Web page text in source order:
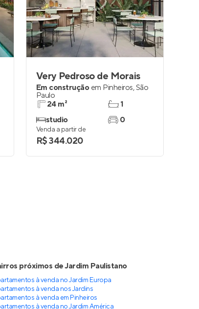
Very Pedroso de Morais
Em construção em Pinheiros,São
Paulo
24 m²
studio
1
0
Venda a partir de
R$ 344.020
próximos de Jardim Paulistano
à venda no Jardim Europa
à venda nos Jardins
à venda em Pinheiros
à venda no Jardim América